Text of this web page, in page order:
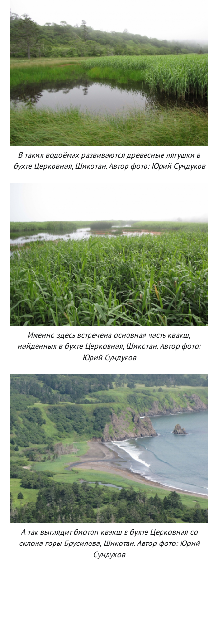
В таких водоёмах развиваются древесные лягушки в
бухте Церковная, Шикотан. Автор фото: Юрий Сундуков
Именно здесь встречена основная часть квакш,
найденных в бухте Церковная, Шикотан. Автор фото:
Юрий Сундуков
А так выглядит биотоп квакш в бухте Церковная со
склона горы Брусилова, Шикотан. Автор фото: Юрий
Сундуков